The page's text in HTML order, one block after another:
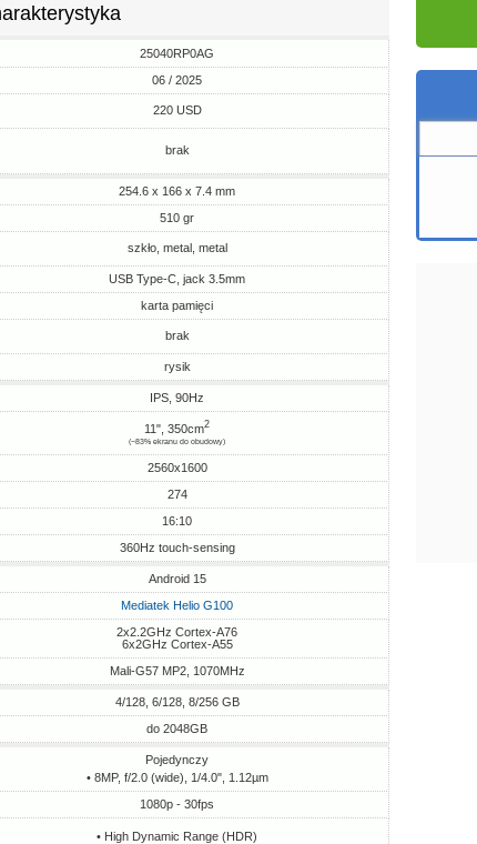
25040RP0AG
06 / 2025
220 USD
brak
254.6 x 166 x 7.4 mm
510 gr
szkło, metal, metal
USB Type-C, jack 3.5mm
karta pamięci
brak
rysik
IPS, 90Hz
11", 350cm2
(~83% ekranu do obudowy)
2560x1600
274
16:10
360Hz touch-sensing
Android 15
Mediatek Helio G100
2x2.2GHz Cortex-A76
6x2GHz Cortex-A55
Mali-G57 MP2, 1070MHz
4/128, 6/128, 8/256 GB
do 2048GB
Pojedynczy
• 8MP, f/2.0 (wide), 1/4.0", 1.12µm
1080p - 30fps
• High Dynamic Range (HDR)